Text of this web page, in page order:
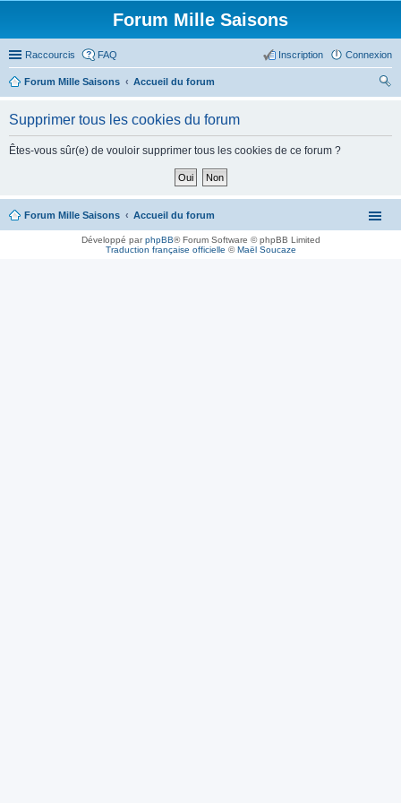
Forum Mille Saisons
Raccourcis FAQ Connexion
Inscription
Forum Mille Saisons
Accueil du forum
Supprimer tous les cookies du forum
Êtes-vous sûr(e) de vouloir supprimer tous les cookies de ce forum ?
Forum Mille Saisons Accueil du forum
Développé parphpBB® Forum Software © phpBB Limited
Traduction française officielle ©Maël Soucaze